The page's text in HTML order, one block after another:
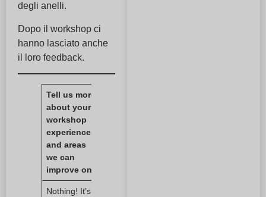
degli anelli.
Dopo il workshop ci
hanno lasciato anche
il loro feedback.
Tell us more
about your
workshop
experiences
and areas
we can
improve on.
Nothing! It’s